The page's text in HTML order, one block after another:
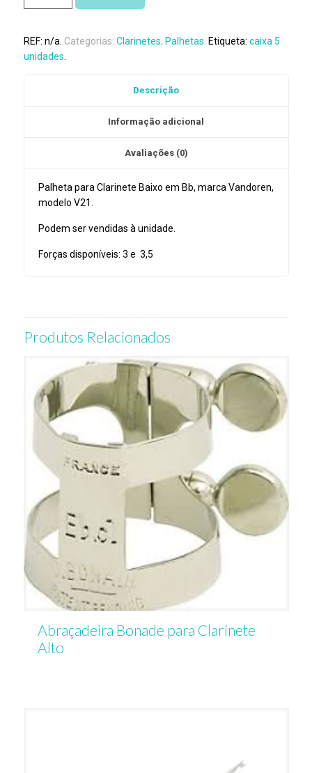
Baixo
Vandoren
REF: n/a Categorias: Clarinetes, Palhetas Etiqueta: caixa 5
unidades
Descrição
Informação adicional
Avaliações (0)
Palheta para Clarinete Baixo em Bb, marca Vandoren,
modelo V21.
Podem ser vendidas à unidade.
Forças disponíveis: 3 e 3,5
Produtos Relacionados
Abraçadeira Bonade para Clarinete
Alto